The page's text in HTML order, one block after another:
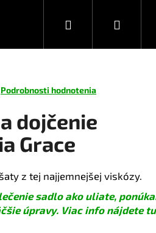
ZIMA 2026 KOLEKCIA
Hľadať
Podrobnosti hodnotenia
dojčenie
Grace
z tej najjemnejšej viskózy.
sadlo ako uliate,
úpravy. Viac info nájdete